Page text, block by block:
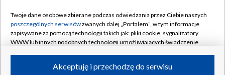
Rada Programowa
System NOS
Informacje o nadawcy
Program dla prasy
Kontakt
Kanały
Twoje dane osobowe zbierane podczas odwiedzania przez Ciebie naszych
poszczególnych serwisówzwanych dalej „Portalem”, w tym informacje
zapisywane za pomocą technologii takich jak: pliki cookie, sygnalizatory
WWW lub innych podobnych technologii umożliwiających świadczenie
ruchu w Internecie.Akceptuję i przechodzę do serwisu